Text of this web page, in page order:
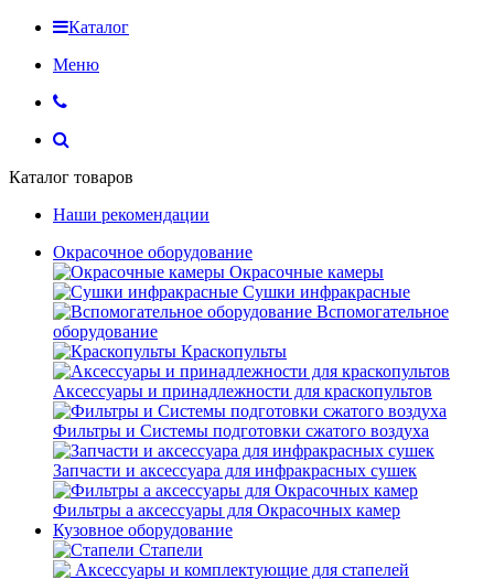
Каталог
Меню
Каталог товаров
Наши рекомендации
Окрасочное оборудование
Окрасочные камеры
Сушки инфракрасные
Вспомогательное
оборудование
Краскопульты
Аксессуары и принадлежности для краскопультов
Фильтры и Системы подготовки сжатого воздуха
Запчасти и аксессуара для инфракрасных сушек
Фильтры а аксессуары для Окрасочных камер
Кузовное оборудование
Стапели